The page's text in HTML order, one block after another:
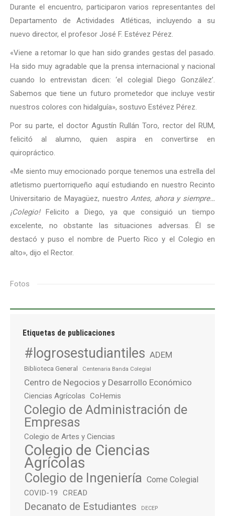
Durante el encuentro, participaron varios representantes del
Departamento de Actividades Atléticas, incluyendo a su
nuevo director, el profesor José F. Estévez Pérez.
«Viene a retomar lo que han sido grandes gestas del pasado.
Ha sido muy agradable que la prensa internacional y nacional
cuando lo entrevistan dicen: ‘el colegial Diego González’.
Sabemos que tiene un futuro prometedor que incluye vestir
nuestros colores con hidalguía», sostuvo Estévez Pérez.
Por su parte, el doctor Agustín Rullán Toro, rector del RUM,
felicitó al alumno, quien aspira en convertirse en
quiropráctico.
«Me siento muy emocionado porque tenemos una estrella del
atletismo puertorriqueño aquí estudiando en nuestro Recinto
Universitario de Mayagüez, nuestro Antes, ahora y siempre…
¡Colegio! Felicito a Diego, ya que consiguió un tiempo
excelente, no obstante las situaciones adversas. Él se
destacó y puso el nombre de Puerto Rico y el Colegio en
alto», dijo el Rector.
Fotos
Etiquetas de publicaciones
#logrosestudiantiles ADEM
Biblioteca General Centenaria Banda Colegial
Centro de Negocios y Desarrollo Económico
Ciencias Agrícolas CoHemis
Colegio de Administración de
Empresas
Colegio de Artes y Ciencias
Colegio de Ciencias
Agrícolas
Colegio de Ingeniería Come Colegial
COVID-19 CREAD
Decanato de Estudiantes DECEP